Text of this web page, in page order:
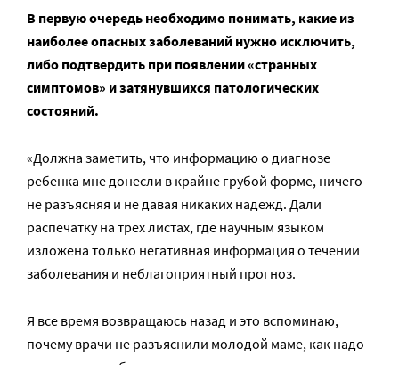
В первую очередь необходимо понимать, какие из
наиболее опасных заболеваний нужно исключить,
либо подтвердить при появлении «странных
симптомов» и затянувшихся патологических
состояний.
«Должна заметить, что информацию о диагнозе
ребенка мне донесли в крайне грубой форме, ничего
не разъясняя и не давая никаких надежд. Дали
распечатку на трех листах, где научным языком
изложена только негативная информация о течении
заболевания и неблагоприятный прогноз.
Я все время возвращаюсь назад и это вспоминаю,
почему врачи не разъяснили молодой маме, как надо